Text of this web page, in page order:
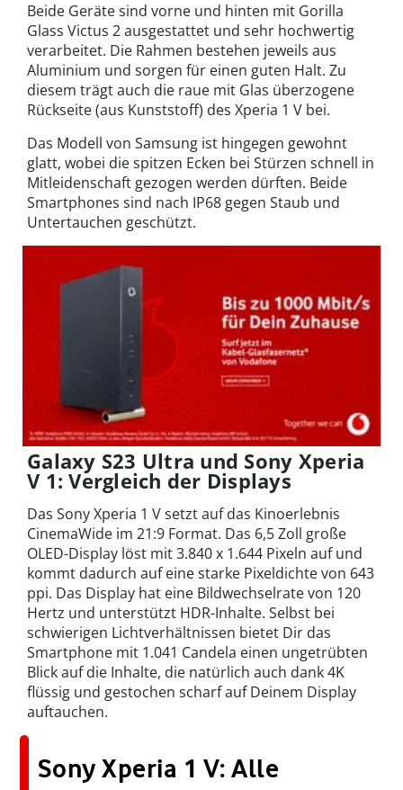
Beide Geräte sind vorne und hinten mit Gorilla
Glass Victus 2 ausgestattet und sehr hochwertig
verarbeitet. Die Rahmen bestehen jeweils aus
Aluminium und sorgen für einen guten Halt. Zu
diesem trägt auch die raue mit Glas überzogene
Rückseite (aus Kunststoff) des Xperia 1 V bei.
Das Modell von Samsung ist hingegen gewohnt
glatt, wobei die spitzen Ecken bei Stürzen schnell in
Mitleidenschaft gezogen werden dürften. Beide
Smartphones sind nach IP68 gegen Staub und
Untertauchen geschützt.
Galaxy S23 Ultra und Sony Xperia
V 1: Vergleich der Displays
Das Sony Xperia 1 V setzt auf das Kinoerlebnis
CinemaWide im 21:9 Format. Das 6,5 Zoll große
OLED-Display löst mit 3.840 x 1.644 Pixeln auf und
kommt dadurch auf eine starke Pixeldichte von 643
ppi. Das Display hat eine Bildwechselrate von 120
Hertz und unterstützt HDR-Inhalte. Selbst bei
schwierigen Lichtverhältnissen bietet Dir das
Smartphone mit 1.041 Candela einen ungetrübten
Blick auf die Inhalte, die natürlich auch dank 4K
flüssig und gestochen scharf auf Deinem Display
auftauchen.
Sony Xperia 1 V: Alle